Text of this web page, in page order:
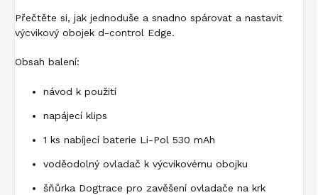
Přečtěte si, jak jednoduše a snadno spárovat a nastavit
výcvikový obojek d-control Edge.
Obsah balení:
návod k použití
napájecí klips
1 ks nabíjecí baterie Li-Pol 530 mAh
voděodolný ovladač k výcvikovému obojku
šňůrka Dogtrace pro zavěšení ovladače na krk